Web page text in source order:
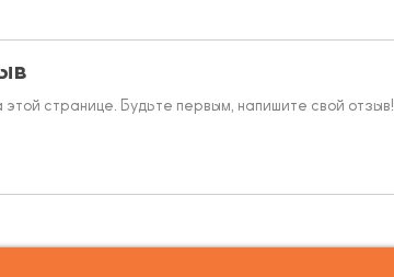
этой странице. Будьте первым, напишите свой отзыв!